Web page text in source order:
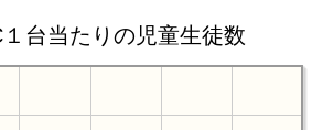
台当たりの児童生徒数